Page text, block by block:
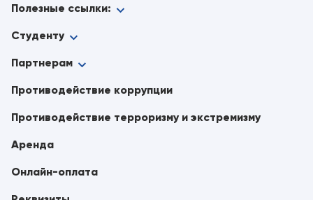
Полезные ссылки:
Студенту
Партнерам
Противодействие коррупции
Противодействие терроризму и экстремизму
Аренда
Онлайн-оплата